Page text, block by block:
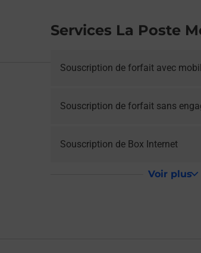
Services La Poste
Souscription de forfait avec
Souscription de forfait sans
Souscription de Box Internet
Voir plus